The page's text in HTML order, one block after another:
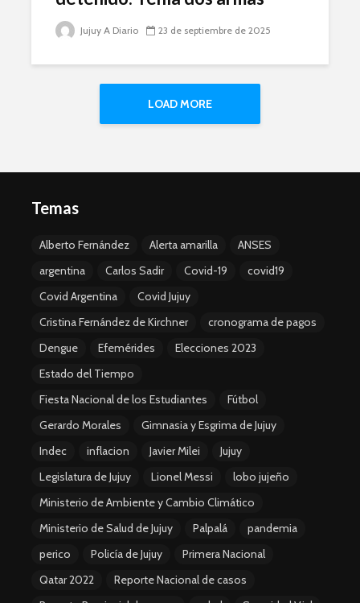
Jujuy A Diario 23 de septiembre de 2025
LOAD MORE
Temas
Alberto Fernández Alerta amarilla
ANSES
argentina
Carlos Sadir Covid-19
covid19
Covid Argentina
Covid Jujuy
Cristina Fernández de Kirchner
cronograma de pagos
Dengue
Efemérides
Elecciones 2023
Estado del Tiempo
Fiesta Nacional de los Estudiantes
Fútbol
Gerardo Morales
Gimnasia y Esgrima de Jujuy
Indec
inflacion Javier Milei
Jujuy
Legislatura de Jujuy
Lionel Messi
lobo jujeño
Ministerio de Ambiente y Cambio Climático
Ministerio de Salud de Jujuy
Palpalá
pandemia
perico
Policía de Jujuy
Primera Nacional
Qatar 2022
Reporte Nacional de casos